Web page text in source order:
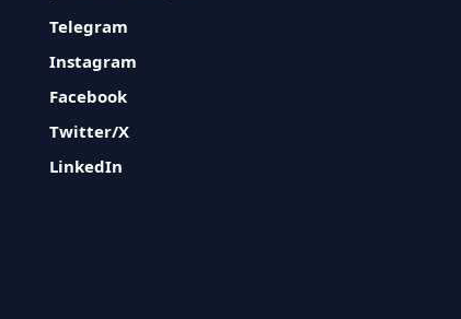
Telegram
Instagram
Facebook
Twitter/X
LinkedIn